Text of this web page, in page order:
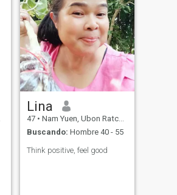
Lina
47 • Nam Yuen, Ubon Ratchathani, Tailandia
Buscando: Hombre 40 - 55
Think positive, feel good